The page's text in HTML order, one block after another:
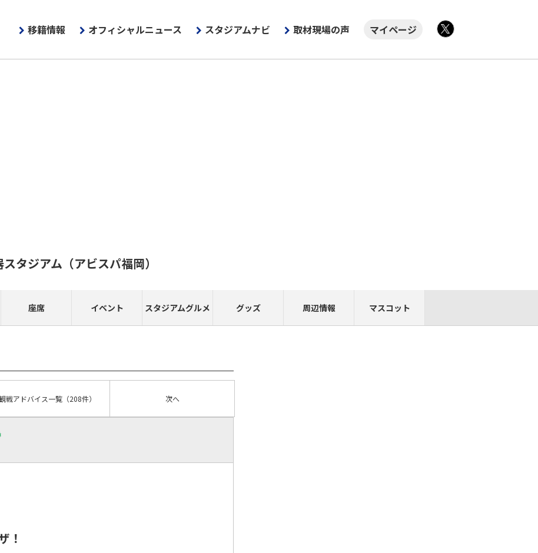
移籍情報 オフィシャルニュース スタジアムナビ 取材現場の声
マイページ
タジアム （アビスパ福岡）
座席 イベント スタジアムグルメ グッズ 周辺情報 マスコット
戦アドバイス一覧（208件） 次へ
！